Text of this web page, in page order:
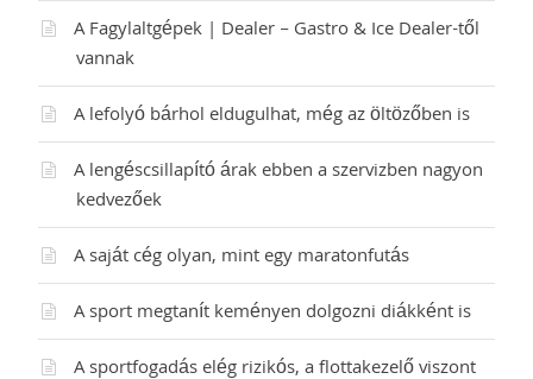
A Fagylaltgépek | Dealer – Gastro & Ice Dealer-től
vannak
A lefolyó bárhol eldugulhat, még az öltözőben is
A lengéscsillapító árak ebben a szervizben nagyon
kedvezőek
A saját cég olyan, mint egy maratonfutás
A sport megtanít keményen dolgozni diákként is
A sportfogadás elég rizikós, a flottakezelő viszont